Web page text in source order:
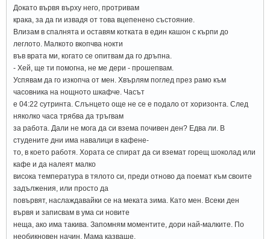
Докато вървя върху него, протривам
крака, за да ги извадя от това вцепенено състояние.
Влизам в спалнята и оставям котката в един кашон с кърпи до
леглото. Малкото вкопчва нокти
във врата ми, когато се опитвам да го дръпна.
- Хей, ще ти помогна, не ме дери - прошепвам.
Успявам да го изкопча от мен. Хвърлям поглед през рамо към
часовника на нощното шкафче. Часът
е 04:22 сутринта. Слънцето още не се е подало от хоризонта. След
няколко часа трябва да тръгвам
за работа. Дали не мога да си взема почивен ден? Едва ли. В
студените дни има навалици в кафене-
то, в което работя. Хората се спират да си вземат горещ шоколад или
кафе и да налеят малко
висока температура в тялото си, преди отново да поемат към своите
задължения, или просто да
повървят, наслаждавайки се на меката зима. Като мен. Всеки ден
вървя и записвам в ума си новите
неща, ако има такива. Запомням моментите, дори най-малките. По
необикновен начин. Мама казваше,